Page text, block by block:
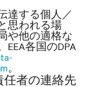
達する個人／
思われる場
や他の適格な
EEA各国のDPA
。
任者の連絡先